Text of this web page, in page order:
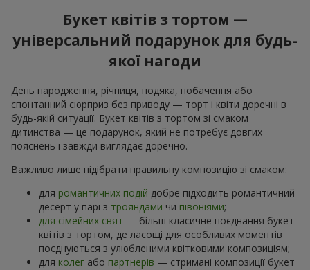
Букет квітів з тортом —
універсальний подарунок для будь-
якої нагоди
День народження, річниця, подяка, побачення або
спонтанний сюрприз без приводу — торт і квіти доречні в
будь-якій ситуації. Букет квітів з тортом зі смаком
дитинства — це подарунок, який не потребує довгих
пояснень і завжди виглядає доречно.
Важливо лише підібрати правильну композицію зі смаком:
для романтичних подій добре підходить романтичний
десерт у парі з трояндами чи півоніями;
для сімейних свят — більш класичне поєднання букет
квітів з тортом, де ласощі для особливих моментів
поєднуються з улюбленими квітковими композиціям;
для колег або партнерів — стримані композиції букет